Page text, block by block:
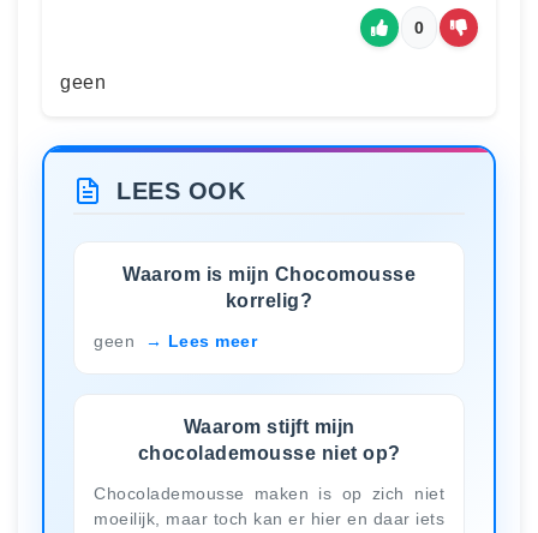
0
geen
LEES OOK
Waarom is mijn Chocomousse
korrelig?
geen Lees meer
Waarom stijft mijn
chocolademousse niet op?
Chocolademousse maken is op zich niet
moeilijk, maar toch kan er hier en daar iets